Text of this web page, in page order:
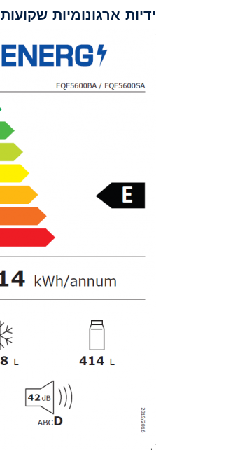
ידיות ארגונומיות שקועות